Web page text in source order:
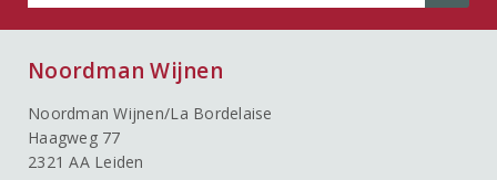
Noordman Wijnen
Noordman Wijnen/La Bordelaise
Haagweg 77
2321 AA Leiden